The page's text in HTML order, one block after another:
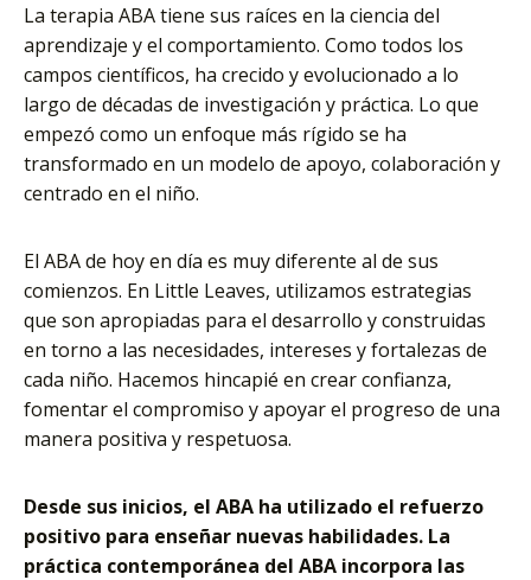
La terapia ABA tiene sus raíces en la ciencia del
aprendizaje y el comportamiento. Como todos los
campos científicos, ha crecido y evolucionado a lo
largo de décadas de investigación y práctica. Lo que
empezó como un enfoque más rígido se ha
transformado en un modelo de apoyo, colaboración y
centrado en el niño.
El ABA de hoy en día es muy diferente al de sus
comienzos. En Little Leaves, utilizamos estrategias
que son apropiadas para el desarrollo y construidas
en torno a las necesidades, intereses y fortalezas de
cada niño. Hacemos hincapié en crear confianza,
fomentar el compromiso y apoyar el progreso de una
manera positiva y respetuosa.
Desde sus inicios, el ABA ha utilizado el refuerzo
positivo para enseñar nuevas habilidades. La
práctica contemporánea del ABA incorpora las